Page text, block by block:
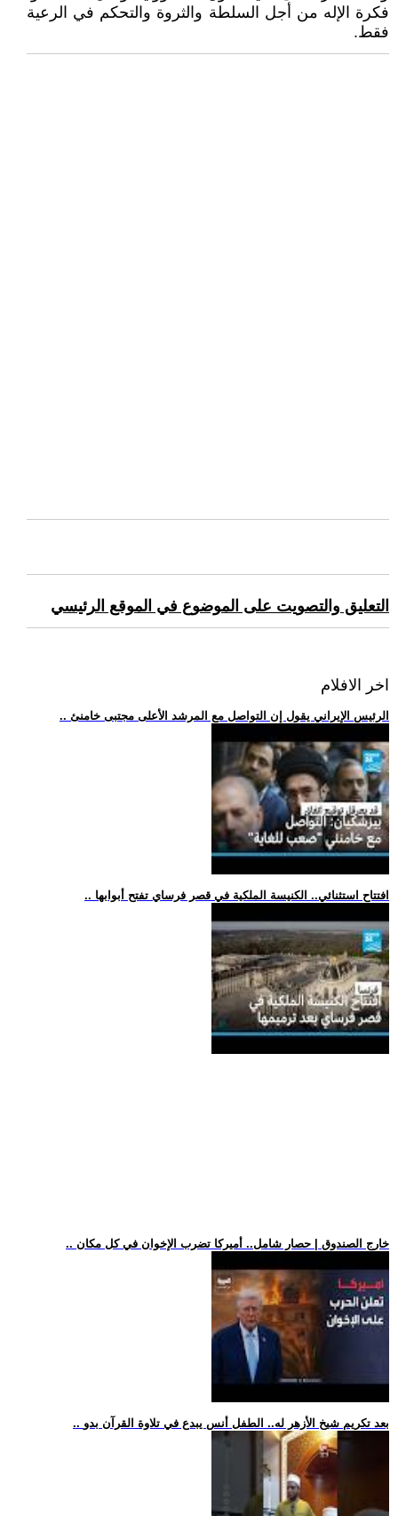
فكرة الإله من أجل السلطة والثروة والتحكم في الرعية
فقط.
التعليق والتصويت على الموضوع في الموقع الرئيسي
اخر الافلام
.. الرئيس الإيراني يقول إن التواصل مع المرشد الأعلى مجتبى خامنئ
.. افتتاح استثنائي.. الكنيسة الملكية في قصر فرساي تفتح أبوابها
.. خارج الصندوق | حصار شامل.. أميركا تضرب الإخوان في كل مكان
.. بعد تكريم شيخ الأزهر له.. الطفل أنس يبدع في تلاوة القرآن بدو